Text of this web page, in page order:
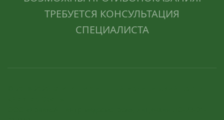
ТРЕБУЕТСЯ КОНСУЛЬТАЦИЯ
СПЕЦИАЛИСТА